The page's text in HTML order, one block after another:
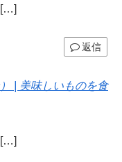
[…]
返信
| 美味しいものを食
[…]